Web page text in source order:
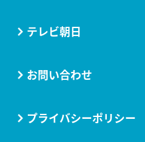
テレビ朝日
お問い合わせ
プライバシーポリシー